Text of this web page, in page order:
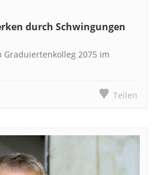
durch Schwingungen
Graduiertenkolleg 2075 im
Teilen